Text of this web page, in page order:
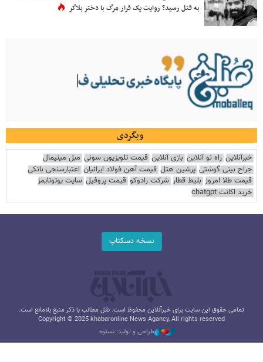
به قتل رسید؟ روایت یک قرار مرگ با دختر بلاگر
وبگردی
خبرآنلاین راه نو آنلاین بازی آنلاین قیمت تلویزیون سونی مبل مینیمال
جراح بینی گوشتی پرشین هتل قیمت آهن فولاد ایرانیان اعتبارسنجی بانکی
قیمت طلا امروز بلیط قطار شرکت رادوکو قیمت پروفیل سایت یوتوتایمز
خرید اکانت chatgpt
نسخه دسکتاپ
تمامی حقوق این سایت برای خبرآنلاین محفوظ است. نقل مطالب با ذکر منبع بلامانع است.
Copyright © 2025 khabaronline News Agancy, All rights reserved
طراحی و تولید: نستوه